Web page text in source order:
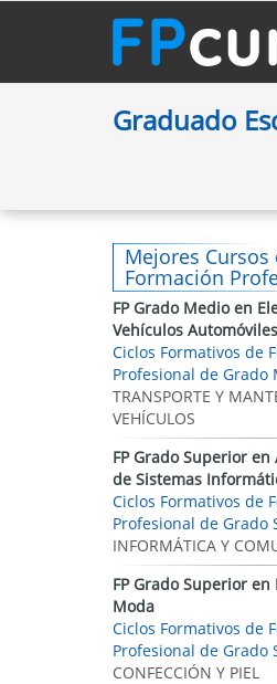
Graduado
Mejores Cursos
Formación
FP Grado Medio en
Vehículos Automóviles
Ciclos Formativos de
Profesional de Grado
TRANSPORTE Y
VEHÍCULOS
FP Grado Superior
de Sistemas
Ciclos Formativos de
Profesional de Grado
INFORMÁTICA Y
FP Grado Superior en
Moda
Ciclos Formativos de
Profesional de Grado
CONFECCIÓN Y PIEL